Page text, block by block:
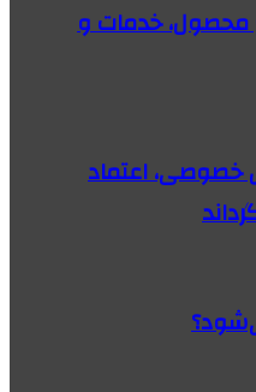
محصول، خدمات و
خصوصی، اعتماد